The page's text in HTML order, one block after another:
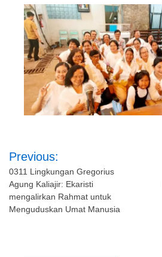
Post
navigation
Previous:
0311 Lingkungan Gregorius
Agung Kaliajir: Ekaristi
mengalirkan Rahmat untuk
Menguduskan Umat Manusia